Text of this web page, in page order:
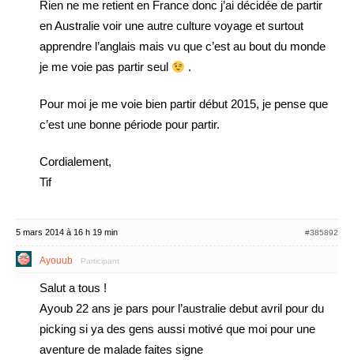
Rien ne me retient en France donc j’ai décidée de partir
en Australie voir une autre culture voyage et surtout
apprendre l’anglais mais vu que c’est au bout du monde
je me voie pas partir seul
.
Pour moi je me voie bien partir début 2015, je pense que
c’est une bonne période pour partir.
Cordialement,
Tif
5 mars 2014 à 16 h 19 min #385892
Ayouub Participant
Salut a tous !
Ayoub 22 ans je pars pour l’australie debut avril pour du
picking si ya des gens aussi motivé que moi pour une
aventure de malade faites signe